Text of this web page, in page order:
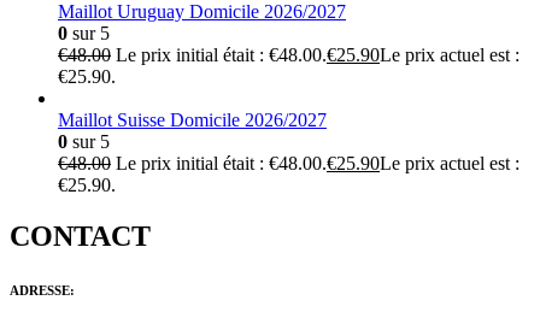
Maillot Uruguay Domicile 2026/2027
0 sur 5
€48.00 Le prix initial était : €48.00.€25.90Le prix actuel est :
€25.90.
Maillot Suisse Domicile 2026/2027
0 sur 5
€48.00 Le prix initial était : €48.00.€25.90Le prix actuel est :
€25.90.
CONTACT
ADRESSE: